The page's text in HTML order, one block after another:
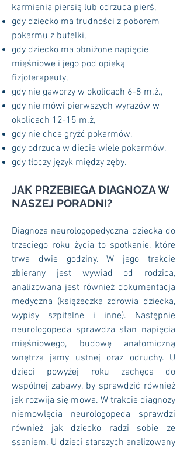
karmienia piersią lub odrzuca pierś,
gdy dziecko ma trudności z poborem
pokarmu z butelki,
gdy dziecko ma obniżone napięcie
mięśniowe i jego pod opieką
fizjoterapeuty,
gdy nie gaworzy w okolicach 6-8 m.ż.,
gdy nie mówi pierwszych wyrazów w
okolicach 12-15 m.ż,
gdy nie chce gryźć pokarmów,
gdy odrzuca w diecie wiele pokarmów,
gdy tłoczy język między zęby.
JAK PRZEBIEGA DIAGNOZA W
NASZEJ PORADNI?
Diagnoza neurologopedyczna dziecka do
trzeciego roku życia to spotkanie, które
trwa dwie godziny. W jego trakcie
zbierany jest wywiad od rodzica,
analizowana jest również dokumentacja
medyczna (książeczka zdrowia dziecka,
wypisy szpitalne i inne). Następnie
neurologopeda sprawdza stan napięcia
mięśniowego, budowę anatomiczną
wnętrza jamy ustnej oraz odruchy. U
dzieci powyżej roku zachęca do
wspólnej zabawy, by sprawdzić również
jak rozwija się mowa. W trakcie diagnozy
niemowlęcia neurologopeda sprawdzi
również jak dziecko radzi sobie ze
ssaniem. U dzieci starszych analizowany